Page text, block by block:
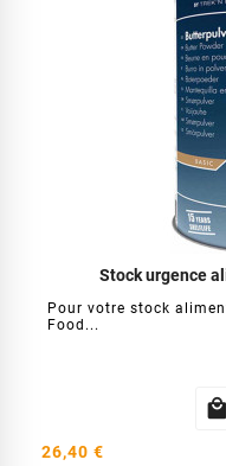
Stock urgence
Pour votre stock
Food...

26,40 €